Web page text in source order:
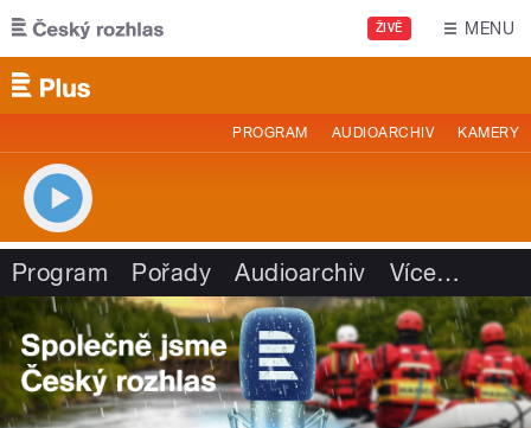
Přejít k hlavnímu obsahu
ŽIVĚ MENU
PROGRAM AUDIOARCHIV KAMERY
Program Pořady Audioarchiv Více…